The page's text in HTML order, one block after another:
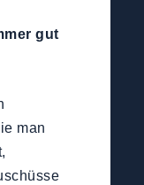
gut
man